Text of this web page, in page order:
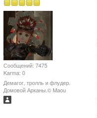
Сообщений: 7475
Karma: 0
Демагог, тролль и флудер.
Домовой Арканы.© Maou